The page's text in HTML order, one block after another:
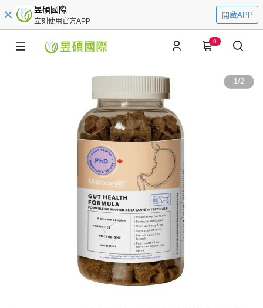
昱碩國際
立刻使用官方APP
開啟APP
0
1/2